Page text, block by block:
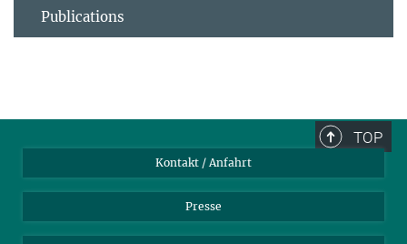
Publications
TOP
Kontakt / Anfahrt
Presse